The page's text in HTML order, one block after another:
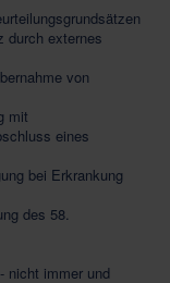
durch externes
von
mit
eines
bei Erkrankung
des 58.
nicht immer und